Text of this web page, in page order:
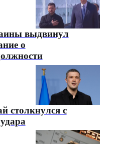
выдвинул
о
столкнулся с